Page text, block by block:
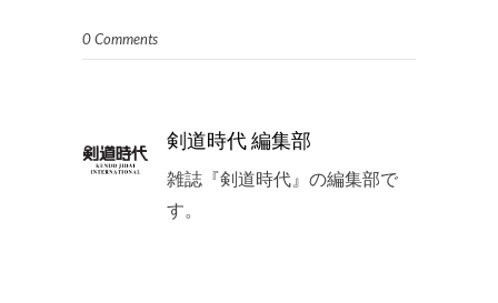
0 Comments
剣道時代 編集部
雑誌『剣道時代』の編集部で
す。